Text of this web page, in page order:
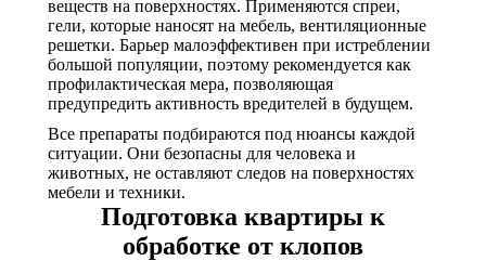
веществ на поверхностях. Применяются спреи,
гели, которые наносят на мебель, вентиляционные
решетки. Барьер малоэффективен при истреблении
большой популяции, поэтому рекомендуется как
профилактическая мера, позволяющая
предупредить активность вредителей в будущем.
Все препараты подбираются под нюансы каждой
ситуации. Они безопасны для человека и
животных, не оставляют следов на поверхностях
мебели и техники.
Подготовка квартиры к
обработке от клопов